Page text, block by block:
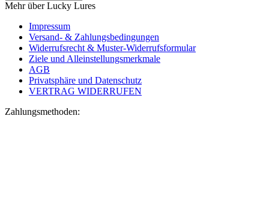
Mehr über Lucky Lures
Impressum
Versand- & Zahlungsbedingungen
Widerrufsrecht & Muster-Widerrufsformular
Ziele und Alleinstellungsmerkmale
AGB
Privatsphäre und Datenschutz
VERTRAG WIDERRUFEN
Zahlungsmethoden: